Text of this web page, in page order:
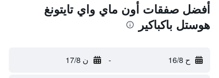
أفضل صفقات أون ماي واي تايتونغ
هوستل باكباكير
ح 16/8 - ن 17/8